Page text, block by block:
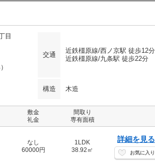
目
交通
近鉄橿原線/西ノ京駅 徒歩12分
近鉄橿原線/九条駅 徒歩22分
構造 木造
敷金
礼金
間取り
専有面積
なし
60000円
1LDK
38.92㎡
詳細を見る
お気に入り